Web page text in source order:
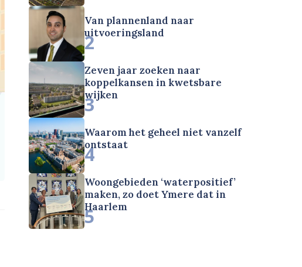
Van plannenland naar
uitvoeringsland
2
Zeven jaar zoeken naar
koppelkansen in kwetsbare
wijken
3
Waarom het geheel niet vanzelf
ontstaat
4
Woongebieden ‘waterpositief’
maken, zo doet Ymere dat in
Haarlem
5